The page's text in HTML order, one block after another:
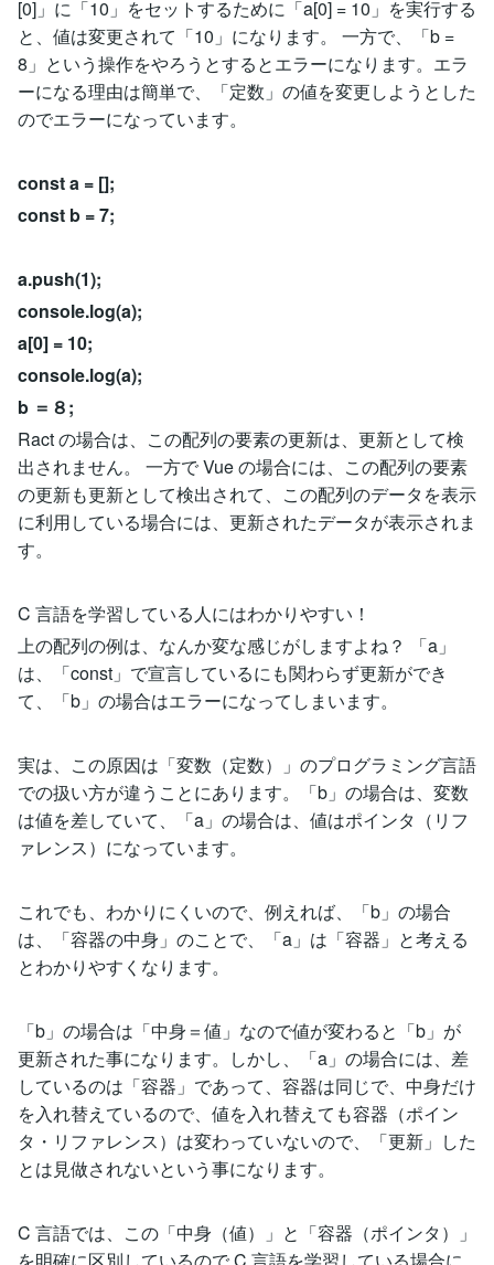
[0]」に「10」をセットするために「a[0] = 10」を実行する
と、値は変更されて「10」になります。 一方で、「b =
8」という操作をやろうとするとエラーになります。エラ
ーになる理由は簡単で、「定数」の値を変更しようとした
のでエラーになっています。
const a = [];
const b = 7;
a.push(1);
console.log(a);
a[0] = 10;
console.log(a);
b ＝８;
Ract の場合は、この配列の要素の更新は、更新として検
出されません。 一方で Vue の場合には、この配列の要素
の更新も更新として検出されて、この配列のデータを表示
に利用している場合には、更新されたデータが表示されま
す。
C 言語を学習している人にはわかりやすい！
上の配列の例は、なんか変な感じがしますよね？ 「a」
は、「const」で宣言しているにも関わらず更新ができ
て、「b」の場合はエラーになってしまいます。
実は、この原因は「変数（定数）」のプログラミング言語
での扱い方が違うことにあります。「b」の場合は、変数
は値を差していて、「a」の場合は、値はポインタ（リフ
ァレンス）になっています。
これでも、わかりにくいので、例えれば、「b」の場合
は、「容器の中身」のことで、「a」は「容器」と考える
とわかりやすくなります。
「b」の場合は「中身＝値」なので値が変わると「b」が
更新された事になります。しかし、「a」の場合には、差
しているのは「容器」であって、容器は同じで、中身だけ
を入れ替えているので、値を入れ替えても容器（ポイン
タ・リファレンス）は変わっていないので、「更新」した
とは見做されないという事になります。
C 言語では、この「中身（値）」と「容器（ポインタ）」
を明確に区別しているので C 言語を学習している場合に